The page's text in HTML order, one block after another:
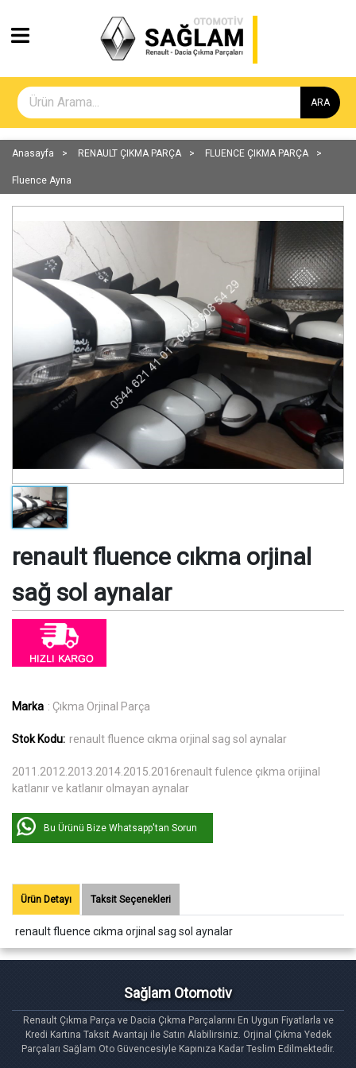
ARA
Anasayfa RENAULT ÇIKMA PARÇA FLUENCE ÇIKMA PARÇA
Fluence Ayna
renault fluence cıkma orjinal
sağ sol aynalar
Marka : Çıkma Orjinal Parça
Stok Kodu: renault fluence cıkma orjinal sag sol aynalar
2011.2012.2013.2014.2015.2016renault fulence çıkma orijinal
katlanır ve katlanır olmayan aynalar
Bu Ürünü Bize Whatsapp'tan Sorun
Ürün Detayı Taksit Seçenekleri
renault fluence cıkma orjinal sag sol aynalar
Sağlam Otomotiv
Renault Çıkma Parça ve Dacia Çıkma Parçalarını En Uygun Fiyatlarla ve
Kredi Kartına Taksit Avantajı ile Satın Alabilirsiniz. Orjinal Çıkma Yedek
Parçaları Sağlam Oto Güvencesiyle Kapınıza Kadar Teslim Edilmektedir.